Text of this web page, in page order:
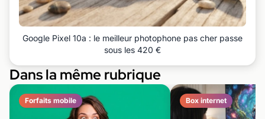
Google Pixel 10a : le meilleur photophone pas cher passe
sous les 420 €
Dans la même rubrique
Forfaits mobile Box internet